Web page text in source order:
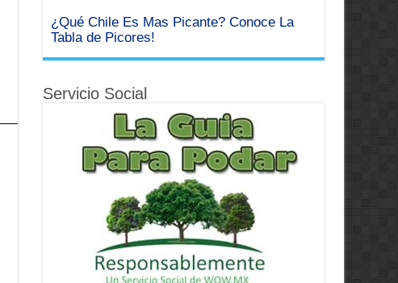
¿Qué Chile Es Mas Picante? Conoce La
Tabla de Picores!
Servicio Social